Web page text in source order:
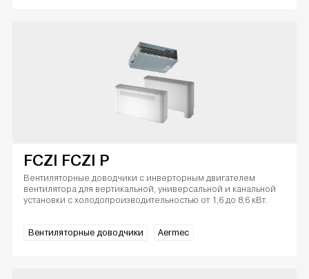
FCZI FCZI P
Вентиляторные доводчики с инверторным двигателем
вентилятора для вертикальной, универсальной и канальной
установки с холодопроизводительностью от 1,6 до 8,6 кВт.
Вентиляторные доводчики Aermec